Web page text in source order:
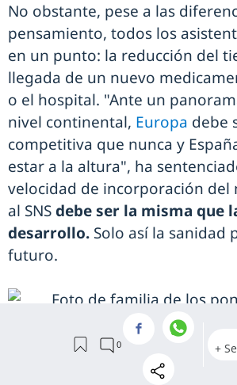
No obstante, pese a las
pensamiento, todos los
en un punto: la reducción del
llegada de un nuevo
o el hospital. "Ante un
nivel continental, Europa debe
competitiva que nunca y
estar a la altura", ha
velocidad de incorporación del
al SNS debe ser la misma que
desarrollo. Solo así la sanidad
futuro.
Foto de familia de los ponentes de la jornada.